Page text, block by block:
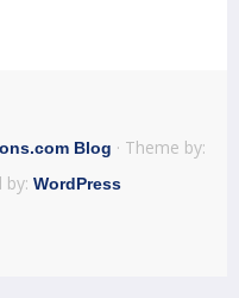
Blog · Theme by:
by: WordPress